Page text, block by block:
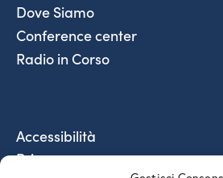
Dove Siamo
Conference center
Radio in Corso
Accessibilità
Privacy